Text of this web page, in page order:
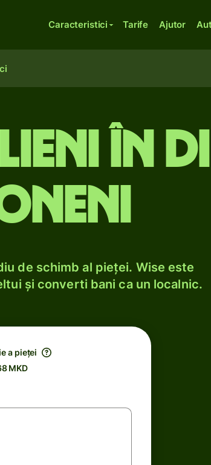
Caracteristici Tarife Ajutor
în
de schimb al pieței. Wise este
și converti bani ca un localnic.
a pieței
MKD